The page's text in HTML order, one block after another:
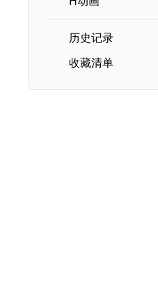
历史记录
收藏清单